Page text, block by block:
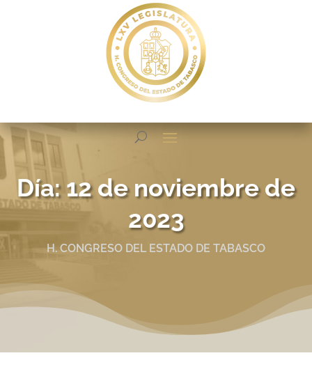
Día:12 de noviembre de
2023
H. CONGRESO DEL ESTADO DE TABASCO